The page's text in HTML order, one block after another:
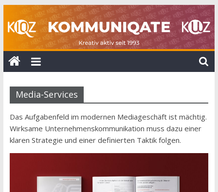
Inhalt
springen
KOMMUNIQATE
Jahre
KUZ
10
Jahre
KIQZ
Media-Services
Das Aufgabenfeld im modernen Mediageschäft ist mächtig.
Wirksame Unternehmenskommunikation muss dazu einer
klaren Strategie und einer definierten Taktik folgen.